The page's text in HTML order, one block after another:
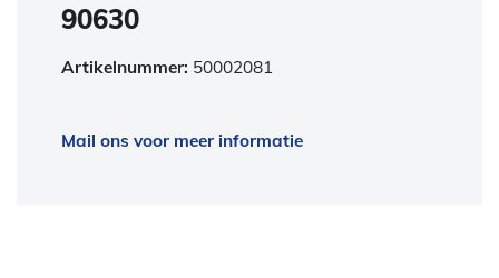
90630
Artikelnummer: 50002081
Mail ons voor meer informatie